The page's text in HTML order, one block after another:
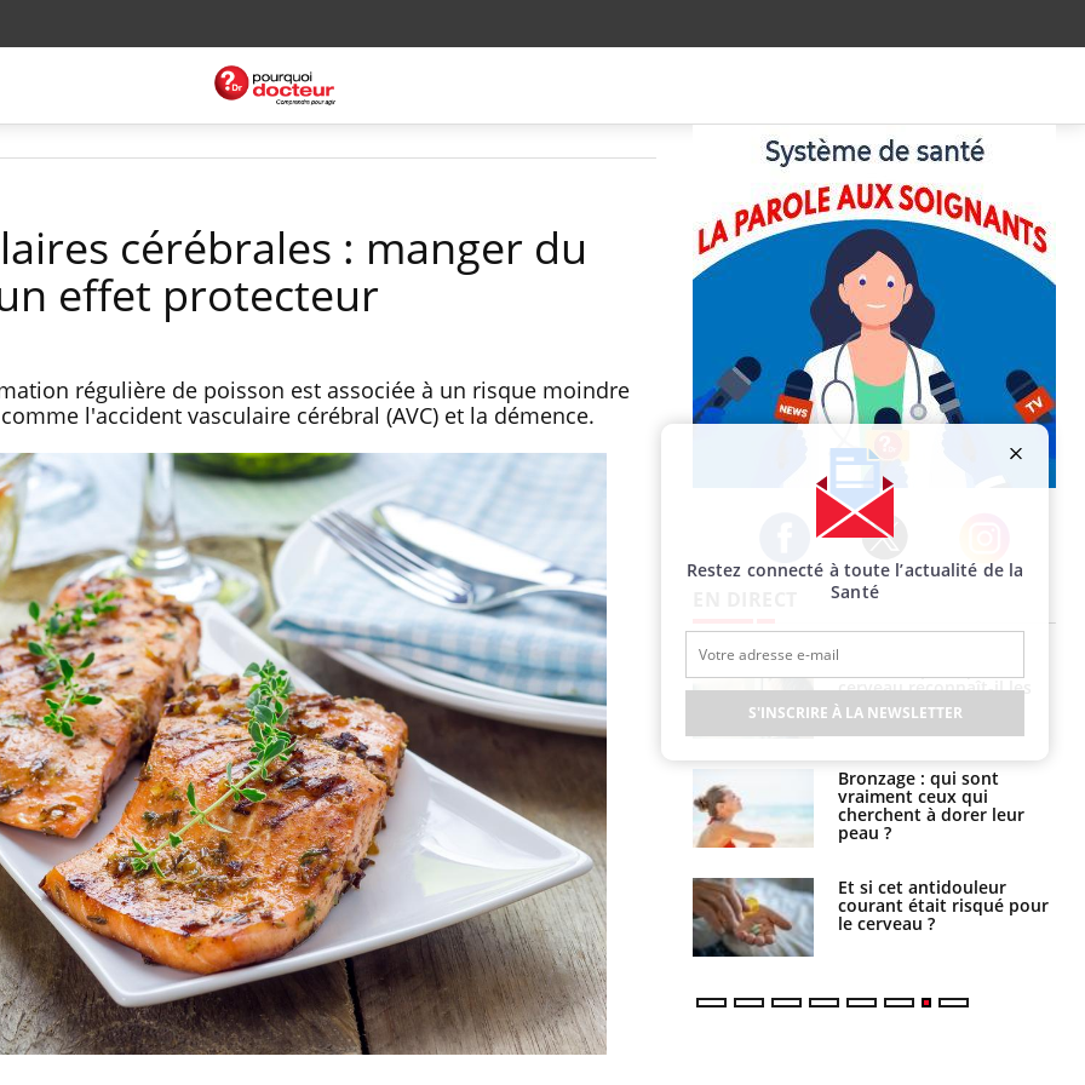
cérébrales : manger du
effet protecteur
régulière de poisson est associée à un risque moindre
l'accident vasculaire cérébral (AVC) et la démence.
Facebook Twitter Instagram
Insuffisance cardiaque :
comment mieux la
prévenir
Le décalage des horaires
d'été : quel impact sur le
sommeil ?
Grossesse : ces polluants
pourraient influencer le
poids des enfants
Autisme : pourquoi le
cerveau reconnaît-il les
visages autrement ?
vraiment ceux qui
cherchent à dorer leur
peau ?
Et si cet antidouleur
courant était risqué pour
le cerveau ?
psychothérapie est
efficace ?
Un environnement
instable durant l’enfance
peut-il impacter la santé
mentale ?
Douleurs abdominales,
nausées : comment
traiter ?
Restez connecté à toute l’actualité de la
Santé
S'INSCRIRE À LA NEWSLETTER